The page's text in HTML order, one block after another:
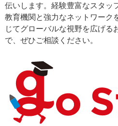
伝いします。経験豊富なスタッ
教育機関と強力なネットワーク
じてグローバルな視野を広げる
で、ぜひご相談ください。